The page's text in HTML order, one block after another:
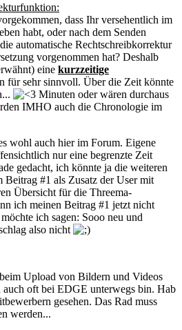
dass Ihr versehentlich im
habt, oder nach dem Senden
automatische Rechtschreibkorrektur
vorgenommen hat? Deshalb
eine kurzzeitige
für sehr sinnvoll. Über die Zeit könnte
Minuten oder wären durchaus
IMHO auch die Chronologie im
wohl auch hier im Forum. Eigene
nur eine begrenzte Zeit
gedacht, ich könnte ja die weiteren
Beitrag #1 als Zusatz der User mit
Übersicht für die Threema-
ich meinen Beitrag #1 jetzt nicht
ich sagen: Sooo neu und
also nicht
Upload von Bildern und Videos
auch oft bei EDGE unterwegs bin. Hab
gesehen. Das Rad muss
werden...